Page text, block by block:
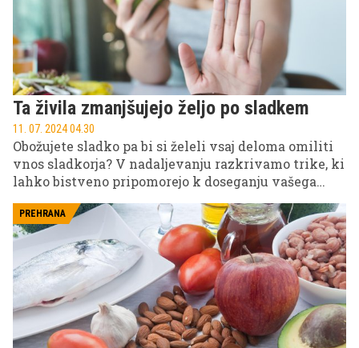
Ta živila zmanjšujejo željo po sladkem
11. 07. 2024 04.30
Obožujete sladko pa bi si želeli vsaj deloma omiliti
vnos sladkorja? V nadaljevanju razkrivamo trike, ki
lahko bistveno pripomorejo k doseganju vašega
cilja!
PREHRANA